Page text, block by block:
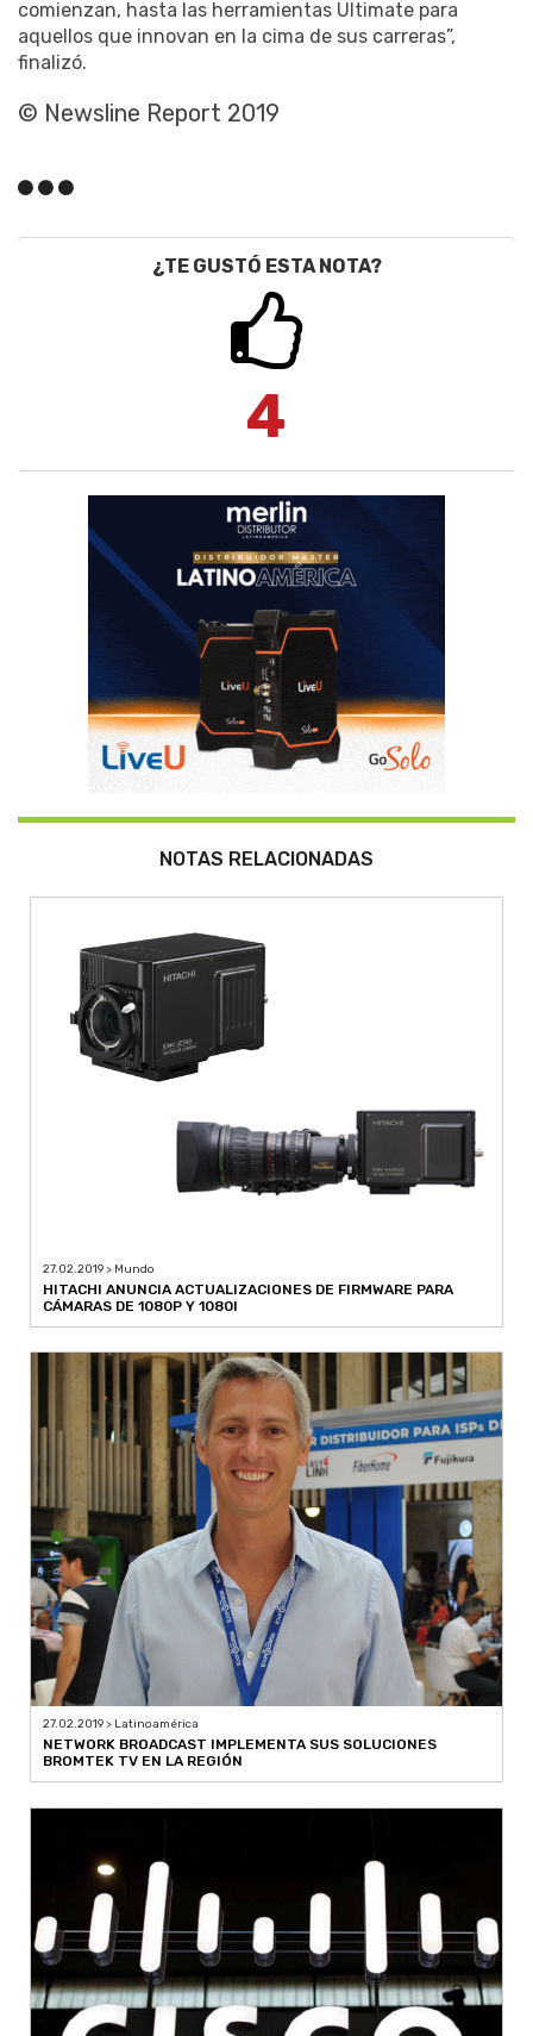
comienzan, hasta las herramientas Ultimate para
aquellos que innovan en la cima de sus carreras”,
finalizó.
© Newsline Report 2019
¿TE GUSTÓ ESTA NOTA?
4
NOTAS RELACIONADAS
27.02.2019 > Mundo
HITACHI ANUNCIA ACTUALIZACIONES DE FIRMWARE PARA
CÁMARAS DE 1080P Y 1080I
27.02.2019 > Latinoamérica
NETWORK BROADCAST IMPLEMENTA SUS SOLUCIONES
BROMTEK TV EN LA REGIÓN